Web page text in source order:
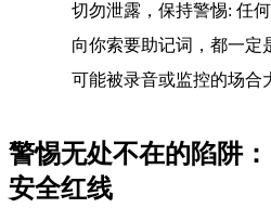
切勿泄露，保持警惕: 任
向你索要助记词，都一定
可能被录音或监控的场合
警惕无处不在的陷阱
安全红线